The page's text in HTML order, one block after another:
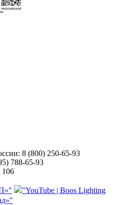
8 (800) 250-65-93
788-65-93
"YouTube | Boos Lighting